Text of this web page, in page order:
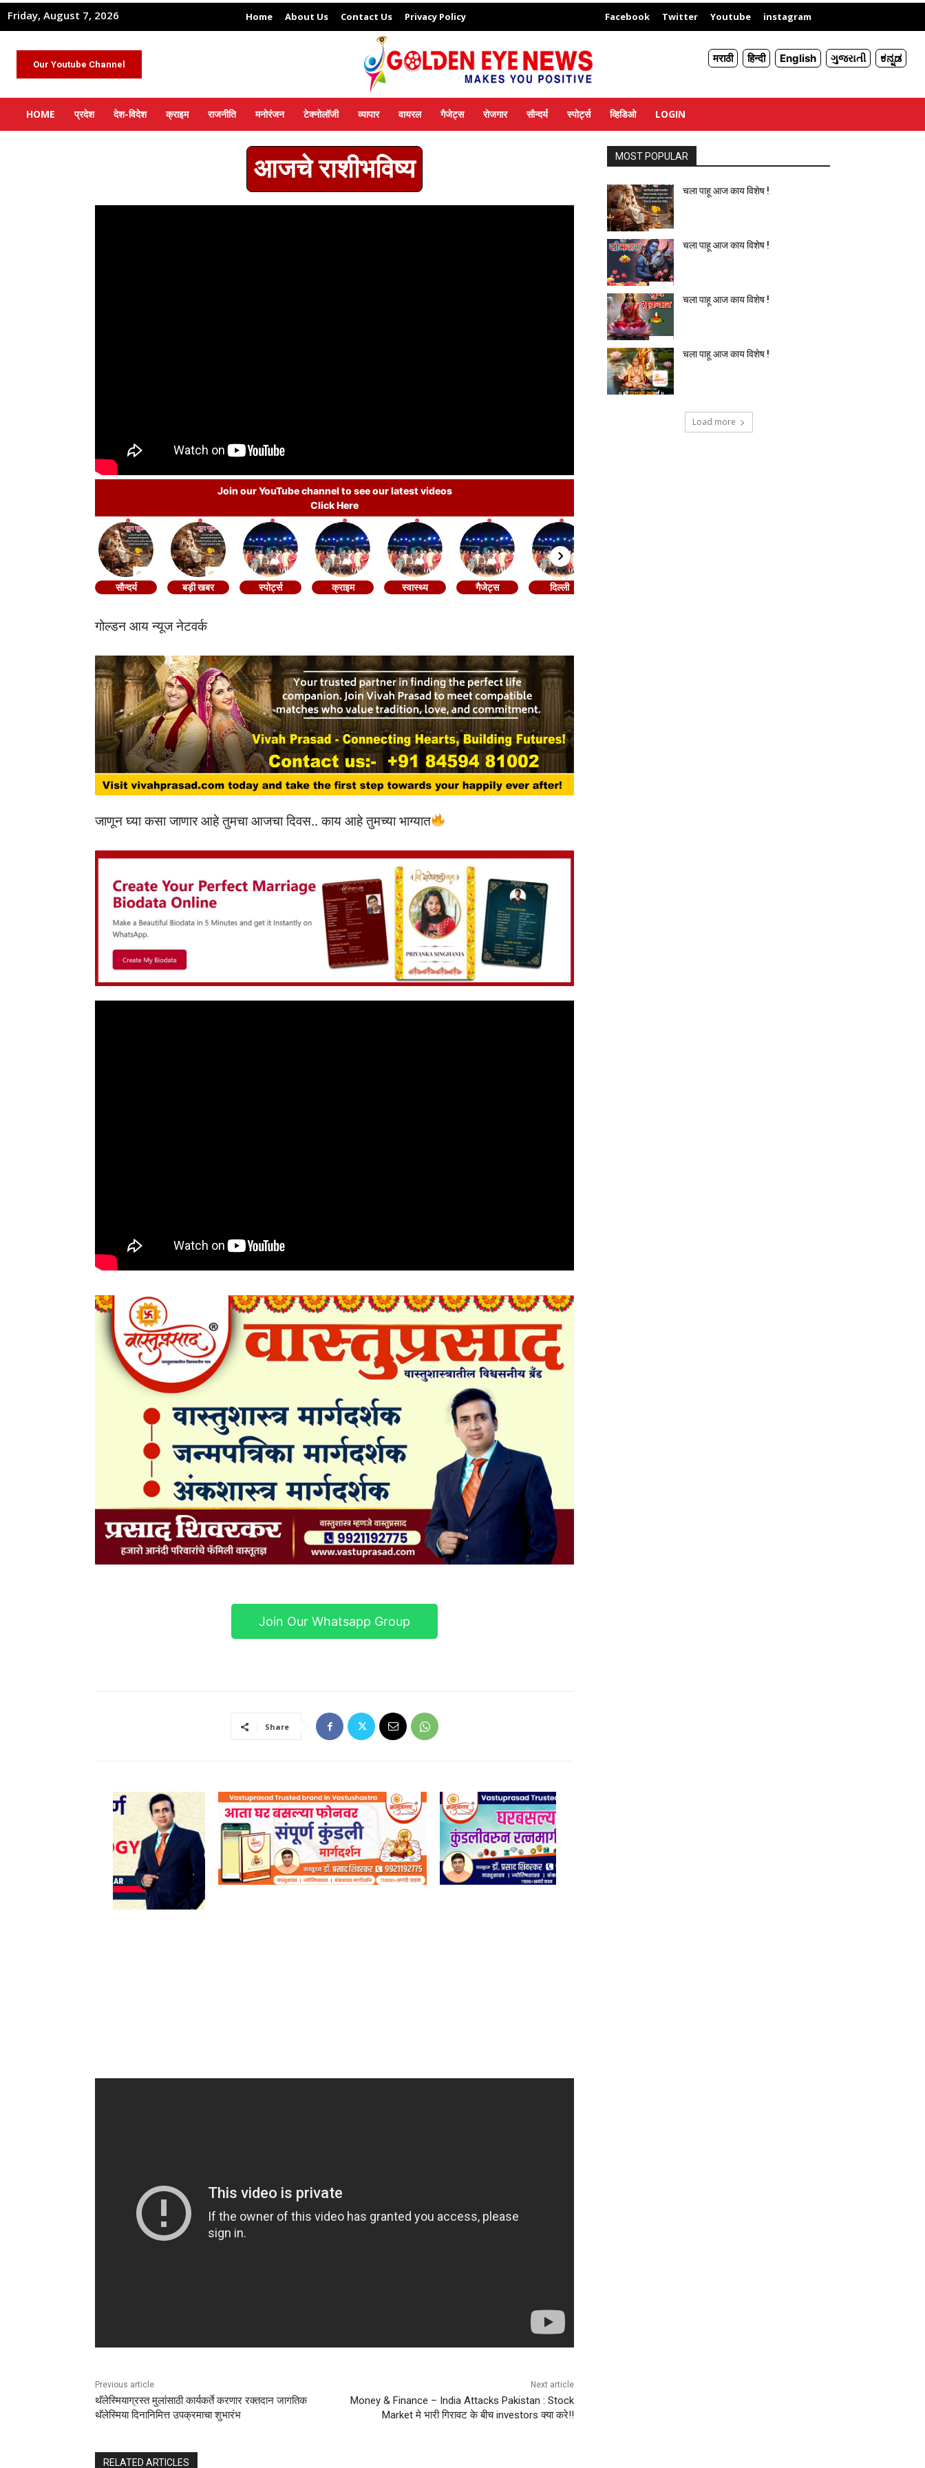
Friday, August 7, 2026 Home About Us Contact Us Privacy Policy Facebook Twitter Youtube instagram
Our Youtube Channel मराठी हिन्दी English ગુજરાતી ಕನ್ನಡ
HOME प्रदेश देश-विदेश क्राइम राजनीति मनोरंजन टेक्नोलॉजी व्यापार वायरल गैजेट्स रोजगार सौन्दर्य स्पोर्ट्स व्हिडिओ LOGIN
आजचे राशीभविष्य
Join our YouTube channel to see our latest videos
Click Here
सौन्दर्य बड़ी खबर स्पोर्ट्स क्राइम स्वास्थ्य गैजेट्स दिल्ली
गोल्डन आय न्यूज नेटवर्क
जाणून घ्या कसा जाणार आहे तुमचा आजचा दिवस.. काय आहे तुमच्या भाग्यात
Join Our Whatsapp Group
Share
Previous article
थॅलेस्मियाग्रस्त मुलांसाठी कार्यकर्ते करणार रक्तदान जागतिक
थॅलेस्मिया दिनानिमित्त उपक्रमाचा शुभारंभ
Next article
Money & Finance – India Attacks Pakistan : Stock
Market मे भारी गिरावट के बीच investors क्या करे!!
RELATED ARTICLES
MOST POPULAR
चला पाहू आज काय विशेष !
चला पाहू आज काय विशेष !
चला पाहू आज काय विशेष !
चला पाहू आज काय विशेष !
Load more